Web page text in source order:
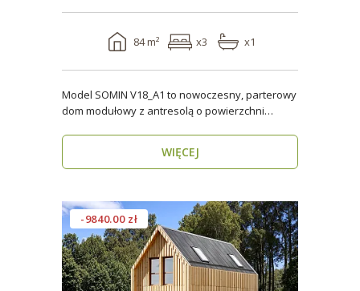
84 m² x3 x1
Model SOMIN V18_A1 to nowoczesny, parterowy
dom modułowy z antresolą o powierzchni
WIĘCEJ
-9840.00 zł